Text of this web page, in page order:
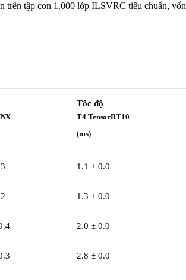
tập con 1.000 lớp ILSVRC tiêu chuẩn,
Tốc độ
T4 TensorRT10
(ms)
1.1 ± 0.0
1.3 ± 0.0
2.0 ± 0.0
2.8 ± 0.0